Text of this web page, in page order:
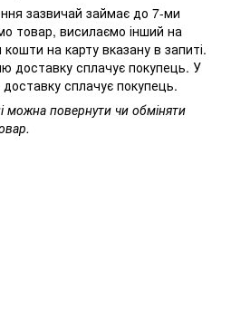
зазвичай займає до 7-ми
товар, висилаємо інший на
на карту вказану в запиті.
доставку сплачує покупець. У
сплачує покупець.
можна повернути чи обміняти